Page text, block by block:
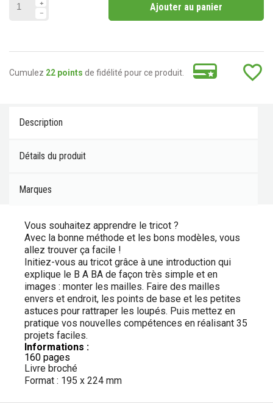
Ajouter au panier
favorite_border
Cumulez 22 points de fidélité pour ce produit.
Description
Détails du produit
Marques
Vous souhaitez apprendre le tricot ?
Avec la bonne méthode et les bons modèles, vous
allez trouver ça facile !
Initiez-vous au tricot grâce à une introduction qui
explique le B A BA de façon très simple et en
images : monter les mailles. Faire des mailles
envers et endroit, les points de base et les petites
astuces pour rattraper les loupés. Puis mettez en
pratique vos nouvelles compétences en réalisant 35
projets faciles.
Informations :
160 pages
Livre broché
Format : 195 x 224 mm